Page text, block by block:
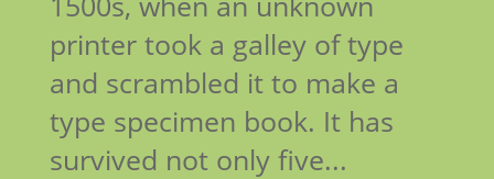
printer took a galley of type
and scrambled it to make a
type specimen book. It has
survived not only five...